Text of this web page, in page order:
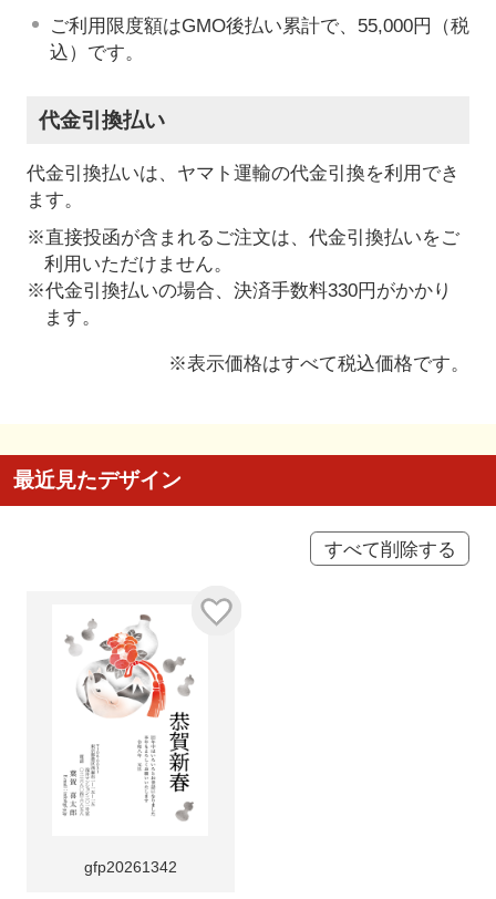
ご利用限度額はGMO後払い累計で、55,000円（税
込）です。
代金引換払い
代金引換払いは、ヤマト運輸の代金引換を利用でき
ます。
※直接投函が含まれるご注文は、代金引換払いをご
利用いただけません。
※代金引換払いの場合、決済手数料330円がかかり
ます。
※表示価格はすべて税込価格です。
最近見たデザイン
すべて削除する
gfp20261342